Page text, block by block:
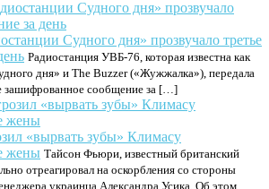
Судного дня» прозвучало третье
Радиостанция УВБ-76, которая известна как
дня» и The Buzzer («Жужжалка»), передала
зашифрованное сообщение за […]
«вырвать зубы» Климасу
жены Тайсон Фьюри, известный британский
отреагировал на оскорбления со стороны
украинца Александра Усика. Об этом